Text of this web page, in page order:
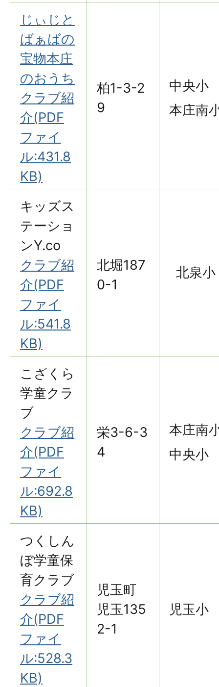
じぃじと
ばぁばの
宝物本庄
のおうち
クラブ紹
介(PDF
ファイ
ル:431.8
KB)
柏1-3-2
9
中央小
本庄南
キッズス
テーショ
ンY.co
クラブ紹
介(PDF
ファイ
ル:541.8
KB)
北堀187
0-1
北泉小
こざくら
学童クラ
ブ
クラブ紹
介(PDF
ファイ
ル:692.8
KB)
栄3-6-3
4
本庄南
中央小
つくしん
ぼ学童保
育クラブ
クラブ紹
介(PDF
ファイ
ル:528.3
KB)
児玉町
児玉135
2-1
児玉小